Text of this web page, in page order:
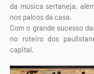
da música sertaneja,
nos palcos da casa.
Com o grande sucesso
no roteiro dos
capital.